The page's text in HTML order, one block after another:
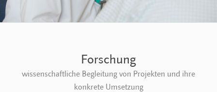
Forschung
wissenschaftliche Begleitung von Projekten und ihre
konkrete Umsetzung